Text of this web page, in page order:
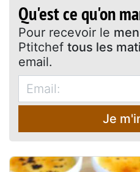
Qu'est ce qu'on
Pour recevoir le
Ptitchef tous les
email.
Je